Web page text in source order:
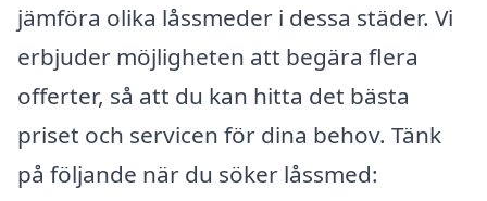
jämföra olika låssmeder i dessa städer. Vi
erbjuder möjligheten att begära flera
offerter, så att du kan hitta det bästa
priset och servicen för dina behov. Tänk
på följande när du söker låssmed: